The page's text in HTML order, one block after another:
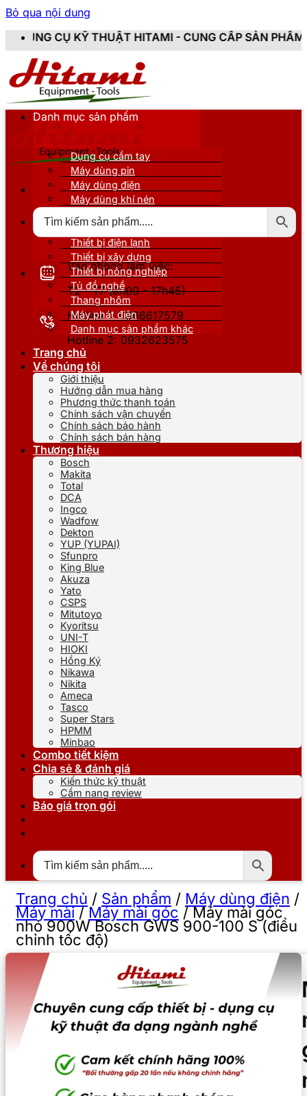
Bỏ qua nội dung
HITAMI - CUNG CẤP SẢN PHẨM CHÍNH HÃNG,
Văn phòng làm việc:
T2 - T7 (8h00 - 17h45)
Hotline 1: 0866617579
Hotline 2: 0932623575
Danh mục sản phẩm
Dụng cụ cầm tay
Máy dùng pin
Máy dùng điện
Máy dùng khí nén
Thiết bị nâng đỡ
Thiết bị điện lạnh
Thiết bị xây dựng
Thiết bị nông nghiệp
Tủ đồ nghề
Thang nhôm
Máy phát điện
Danh mục sản phẩm khác
Trang chủ
Về chúng tôi
Giới thiệu
Hướng dẫn mua hàng
Phương thức thanh toán
Chính sách vận chuyển
Chính sách bảo hành
Chính sách bán hàng
Thương hiệu
Bosch
Makita
Total
DCA
Ingco
Wadfow
Dekton
YUP (YUPAI)
Sfunpro
King Blue
Akuza
Yato
CSPS
Mitutoyo
Kyoritsu
UNI-T
HIOKI
Hồng Ký
Nikawa
Nikita
Ameca
Tasco
Super Stars
HPMM
Minbao
Combo tiết kiệm
Chia sẻ & đánh giá
Kiến thức kỹ thuật
Cẩm nang review
Báo giá trọn gói
Trang chủ / Sản phẩm / Máy dùng điện /
Máy mài/Máy mài góc /Máy mài góc
nhỏ 900W Bosch GWS 900-100 S (điều
chỉnh tốc độ)